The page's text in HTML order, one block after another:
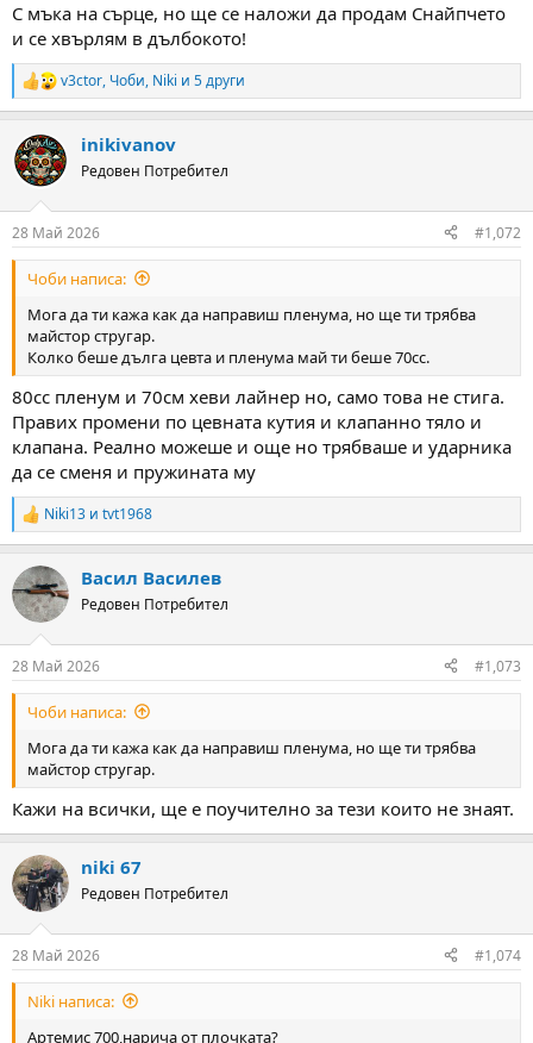
С мъка на сърце, но ще се наложи да продам Снайпчето
и се хвърлям в дълбокото!
R
e
c
t
i
s
:
v3ctor, Чоби, Niki и 5 други
inikivanov
Редовен Потребител
28 Май 2026 #1,072
Чоби написа:
Мога да ти кажа как да направиш пленума, но ще ти трябва
майстор стругар.
Колко беше дълга цевта и пленума май ти беше 70сс.
80cc пленум и 70см хеви лайнер но, само това не стига.
Правих промени по цевната кутия и клапанно тяло и
клапана. Реално можеше и още но трябваше и ударника
да се сменя и пружината му
R
e
c
t
i
s
:
Niki13 и tvt1968
Васил Василев
Редовен Потребител
28 Май 2026 #1,073
Чоби написа:
Мога да ти кажа как да направиш пленума, но ще ти трябва
майстор стругар.
Кажи на всички, ще е поучително за тези които не знаят.
niki 67
Редовен Потребител
28 Май 2026 #1,074
Niki написа:
Артемис 700,нарича от плочката?